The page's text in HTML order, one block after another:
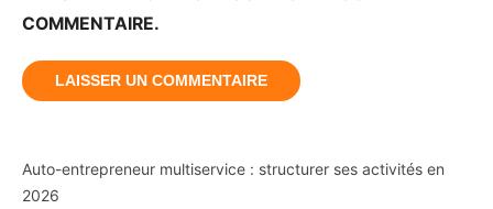
COMMENTAIRE.
Auto-entrepreneur multiservice : structurer ses activités en
2026